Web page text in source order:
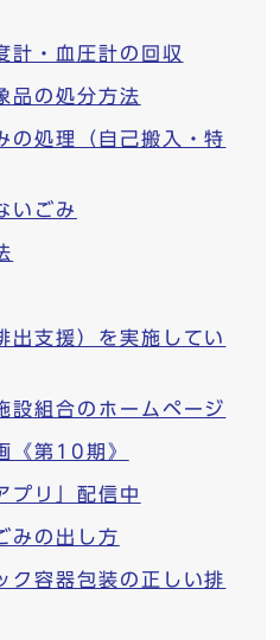
計・血圧計の回収
品の処分方法
の処理（自己搬入・特
いごみ
出支援）を実施してい
設組合のホームページ
《第10期》
プリ」配信中
みの出し方
ク容器包装の正しい排